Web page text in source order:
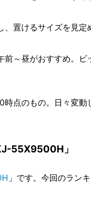
置けるサイズを見定
～昼がおすすめ。ビ
点のもの。日々変動
55X9500H」
」です。今回のラン